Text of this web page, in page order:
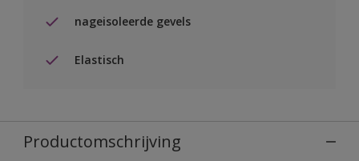
nageisoleerde gevels
Elastisch
Productomschrijving